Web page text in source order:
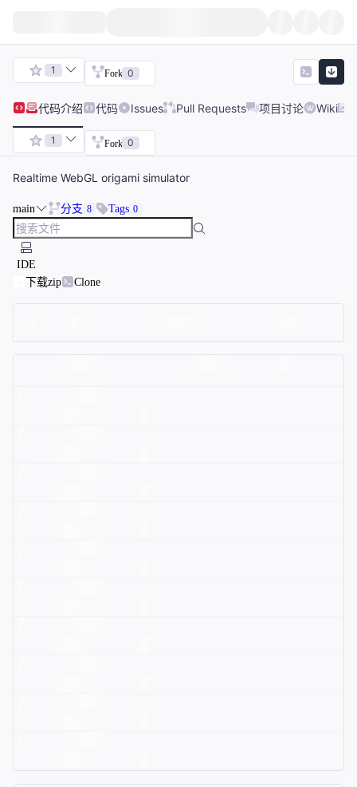
1 Fork 0
代码介绍 代码 Issues Pull Requests 项目讨论 Wiki
1 Fork 0
Realtime WebGL origami simulator
main 分支 8 Tags 0
IDE
下载zip
Clone